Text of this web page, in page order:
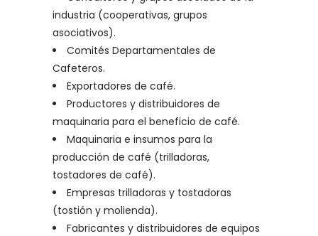
industria (cooperativas, grupos
asociativos).
Comités Departamentales de
Cafeteros.
Exportadores de café.
Productores y distribuidores de
maquinaria para el beneficio de café.
Maquinaria e insumos para la
producción de café (trilladoras,
tostadores de café).
Empresas trilladoras y tostadoras
(tostión y molienda).
Fabricantes y distribuidores de equipos